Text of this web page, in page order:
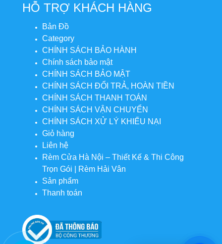
HỖ TRỢ KHÁCH HÀNG
Bản Đồ
Category
CHÍNH SÁCH BẢO HÀNH
Chính sách bảo mật
CHÍNH SÁCH BẢO MẬT
CHÍNH SÁCH ĐỔI TRẢ, HOÀN TIỀN
CHÍNH SÁCH THANH TOÁN
CHÍNH SÁCH VẬN CHUYỂN
CHÍNH SÁCH XỬ LÝ KHIẾU NẠI
Giỏ hàng
Liên hệ
Rèm Cửa Hà Nội – Thiết Kế & Thi Công
Trọn Gói | Rèm Hải Vân
Sản phẩm
Thanh toán